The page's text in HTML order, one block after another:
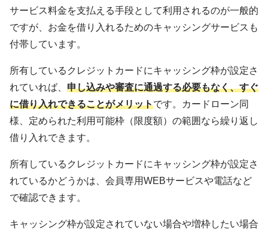
サービス料金を支払える手段として利用されるのが一般的
ですが、お金を借り入れるためのキャッシングサービスも
付帯しています。
所有しているクレジットカードにキャッシング枠が設定さ
れていれば、 申し込みや審査に通過する必要もなく、すぐ
に借り入れできることがメリットです。カードローン同
様、定められた利用可能枠（限度額）の範囲なら繰り返し
借り入れできます。
所有しているクレジットカードにキャッシング枠が設定さ
れているかどうかは、会員専用WEBサービスや電話など
で確認できます。
キャッシング枠が設定されていない場合や増枠したい場合